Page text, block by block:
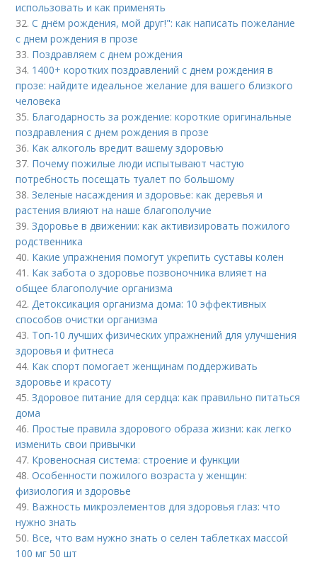
использовать и как применять
32.С днём рождения, мой друг!": как написать пожелание
с днем рождения в прозе
33. Поздравляем с днем рождения
34. 1400+ коротких поздравлений с днем рождения в
прозе: найдите идеальное желание для вашего близкого
человека
35. Благодарность за рождение: короткие оригинальные
поздравления с днем рождения в прозе
36. Как алкоголь вредит вашему здоровью
37. Почему пожилые люди испытывают частую
потребность посещать туалет по большому
38.Зеленые насаждения и здоровье: как деревья и
растения влияют на наше благополучие
39.Здоровье в движении: как активизировать пожилого
родственника
40. Какие упражнения помогут укрепить суставы колен
41. Как забота о здоровье позвоночника влияет на
общее благополучие организма
42.Детоксикация организма дома: 10 эффективных
способов очистки организма
43. Топ-10 лучших физических упражнений для улучшения
здоровья и фитнеса
44. Как спорт помогает женщинам поддерживать
здоровье и красоту
45.Здоровое питание для сердца: как правильно питаться
дома
46. Простые правила здорового образа жизни: как легко
изменить свои привычки
47. Кровеносная система: строение и функции
48.Особенности пожилого возраста у женщин:
физиология и здоровье
49. Важность микроэлементов для здоровья глаз: что
нужно знать
50. Все, что вам нужно знать о селен таблетках массой
100 мг 50 шт